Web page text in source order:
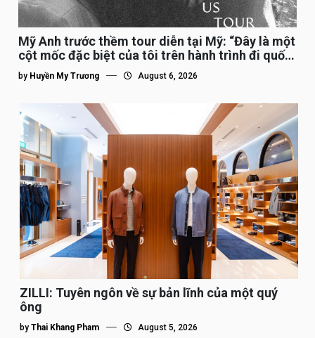
Mỹ Anh trước thềm tour diễn tại Mỹ: “Đây là một
cột mốc đặc biệt của tôi trên hành trình đi quốc
tế”
by Huyền My Trương August 6, 2026
ZILLI: Tuyên ngôn về sự bản lĩnh của một quý
ông
by Thai Khang Pham August 5, 2026